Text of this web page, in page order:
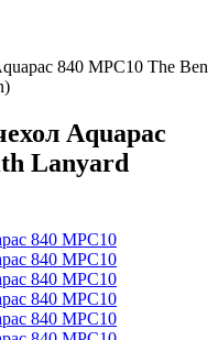
840 MPC10 The Ben
Aquapac
Lanyard